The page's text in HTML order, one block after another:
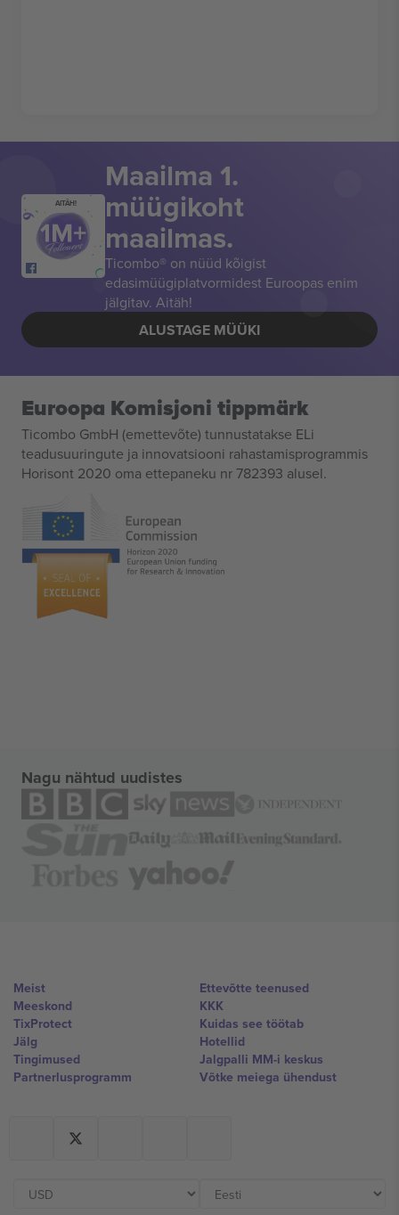
AITÄH!
Maailma 1.
müügikoht
maailmas.
Ticombo® on nüüd kõigist
edasimüügiplatvormidest Euroopas enim
jälgitav. Aitäh!
ALUSTAGE MÜÜKI
Euroopa Komisjoni tippmärk
Ticombo GmbH (emettevõte) tunnustatakse ELi
teadusuuringute ja innovatsiooni rahastamisprogrammis
Horisont 2020 oma ettepaneku nr 782393 alusel.
Nagu nähtud uudistes
Meist
Meeskond
TixProtect
Jälg
Tingimused
Partnerlusprogramm
Ettevõtte teenused
KKK
Kuidas see töötab
Hotellid
Jalgpalli MM-i keskus
Võtke meiega ühendust